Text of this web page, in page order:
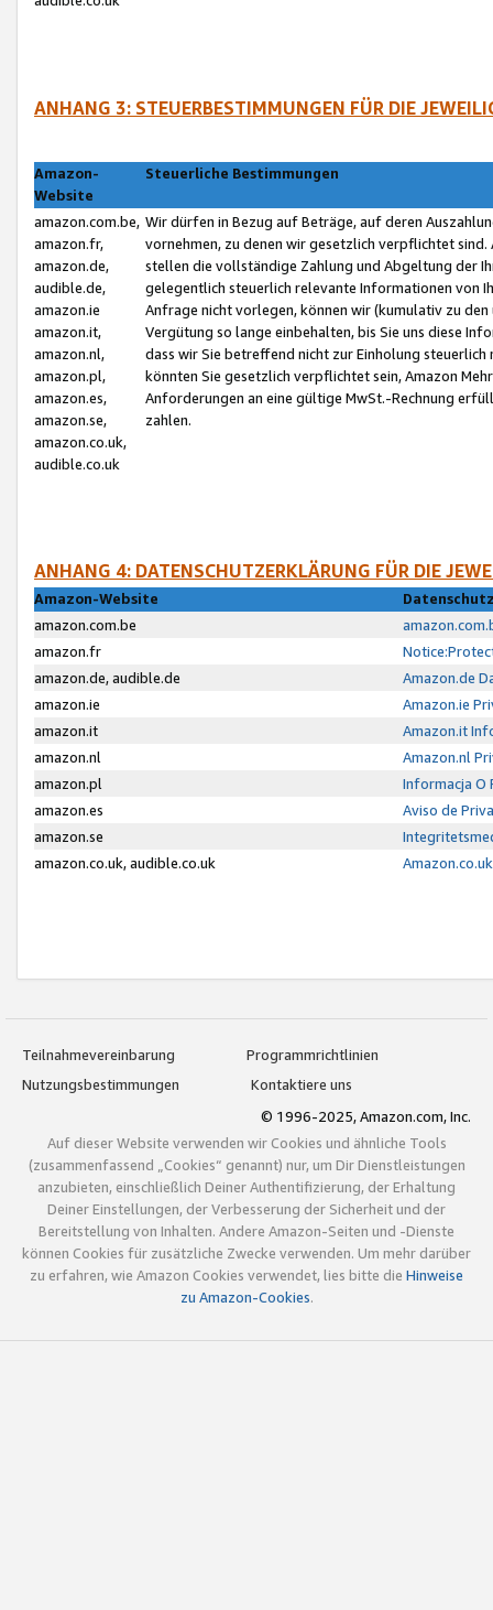
ANHANG 3: STEUERBESTIMMUNGEN FÜR DIE
Amazon-
Website
Steuerliche Bestimmungen
amazon.com.be,
amazon.fr,
amazon.de,
audible.de,
amazon.ie
amazon.it,
amazon.nl,
amazon.pl,
amazon.es,
amazon.se,
amazon.co.uk,
audible.co.uk
Wir dürfen in Bezug auf Beträge, auf deren
vornehmen, zu denen wir gesetzlich verpflichtet
stellen die vollständige Zahlung und Abgeltung der
gelegentlich steuerlich relevante Informationen von
Anfrage nicht vorlegen, können wir (kumulativ zu
Vergütung so lange einbehalten, bis Sie uns diese
dass wir Sie betreffend nicht zur Einholung
könnten Sie gesetzlich verpflichtet sein, Amazon
Anforderungen an eine gültige MwSt.-Rechnung
zahlen.
ANHANG 4: DATENSCHUTZERKLÄRUNG FÜR DIE
Amazon-Website
amazon.com.be
amazon.fr
amazon.de, audible.de
Amazon.de
amazon.ie
Amazon.ie
amazon.it
Amazon.it
amazon.nl
Amazon.nl
amazon.pl
Informacja O
amazon.es
Aviso de
amazon.se
amazon.co.uk, audible.co.uk
Teilnahmevereinbarung
Programmrichtlinien
Nutzungsbestimmungen
Kontaktiere uns
© 1996-2025, Amazon.com, Inc.
Auf dieser Website verwenden wir Cookies und ähnliche Tools
(zusammenfassend „Cookies“ genannt) nur, um Dir Dienstleistungen
anzubieten, einschließlich Deiner Authentifizierung, der Erhaltung
Deiner Einstellungen, der Verbesserung der Sicherheit und der
Bereitstellung von Inhalten. Andere Amazon-Seiten und -Dienste
können Cookies für zusätzliche Zwecke verwenden. Um mehr darüber
zu erfahren, wie Amazon Cookies verwendet, lies bitte die Hinweise
zu Amazon-Cookies.